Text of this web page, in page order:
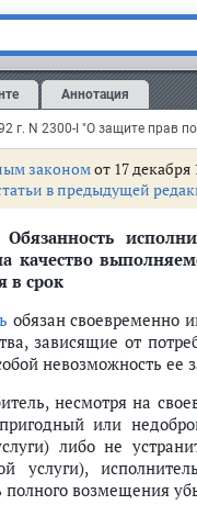
Аннотация
г. N 2300-I "О защите прав
освобождается от
от потребителя, если
повлечь за собой
не могли быть
закономот 17
в предыдущей
качество
в срок
обязан своевременно
зависящие от
невозможность ее
несмотря на
или
либо не
услуги),
полного возмещения